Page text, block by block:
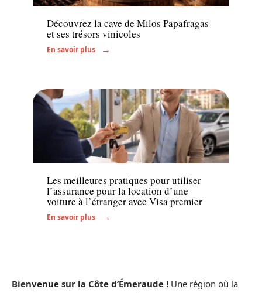
Découvrez la cave de Milos Papafragas
et ses trésors vinicoles
En savoir plus
Administratif
Les meilleures pratiques pour utiliser
l’assurance pour la location d’une
voiture à l’étranger avec Visa premier
En savoir plus
Bienvenue sur la Côte d’Émeraude ! Une région où la